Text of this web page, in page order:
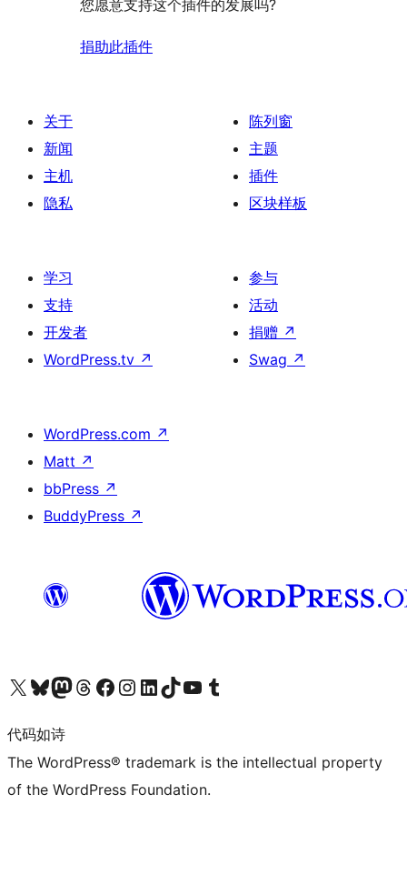
您愿意支持这个插件的发展吗?
捐助此插件
关于
新闻
主机
隐私
陈列窗
主题
插件
区块样板
学习
支持
开发者
WordPress.tv ↗
参与
活动
捐赠 ↗
Swag ↗
WordPress.com ↗
Matt ↗
bbPress ↗
BuddyPress ↗
关注我们的 X（原 Twitter）账号访问我们的 Bluesky 账号关注我们的 Mastodon 账号访问我们的 Threads 账号 访问我们的 Facebook 公共主页关注我们的 Instagram 账号 关注我们的 LinkedIn 主页访问我们的 TikTok 账号访问我们的 YouTube 频道 访问我们的 Tumblr 账号
代码如诗
The WordPress® trademark is the intellectual property
of the WordPress Foundation.